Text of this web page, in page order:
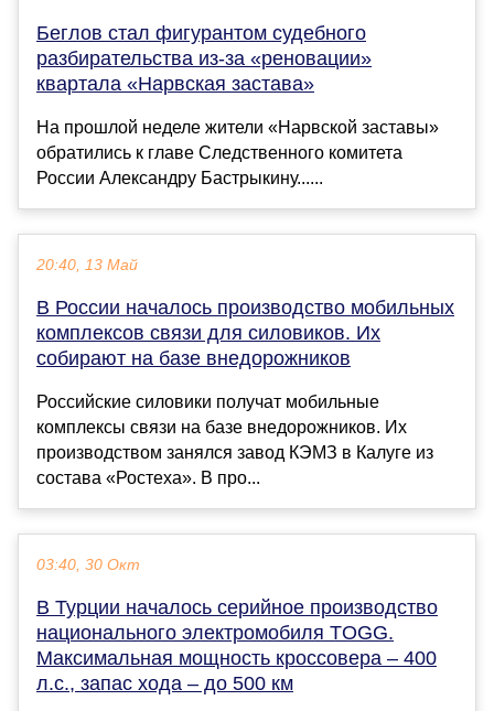
Беглов стал фигурантом судебного
разбирательства из-за «реновации»
квартала «Нарвская застава»
На прошлой неделе жители «Нарвской заставы»
обратились к главе Следственного комитета
России Александру Бастрыкину......
20:40, 13 Май
В России началось производство мобильных
комплексов связи для силовиков. Их
собирают на базе внедорожников
Российские силовики получат мобильные
комплексы связи на базе внедорожников. Их
производством занялся завод КЭМЗ в Калуге из
состава «Ростеха». В про...
03:40, 30 Окт
В Турции началось серийное производство
национального электромобиля TOGG.
Максимальная мощность кроссовера – 400
л.с., запас хода – до 500 км